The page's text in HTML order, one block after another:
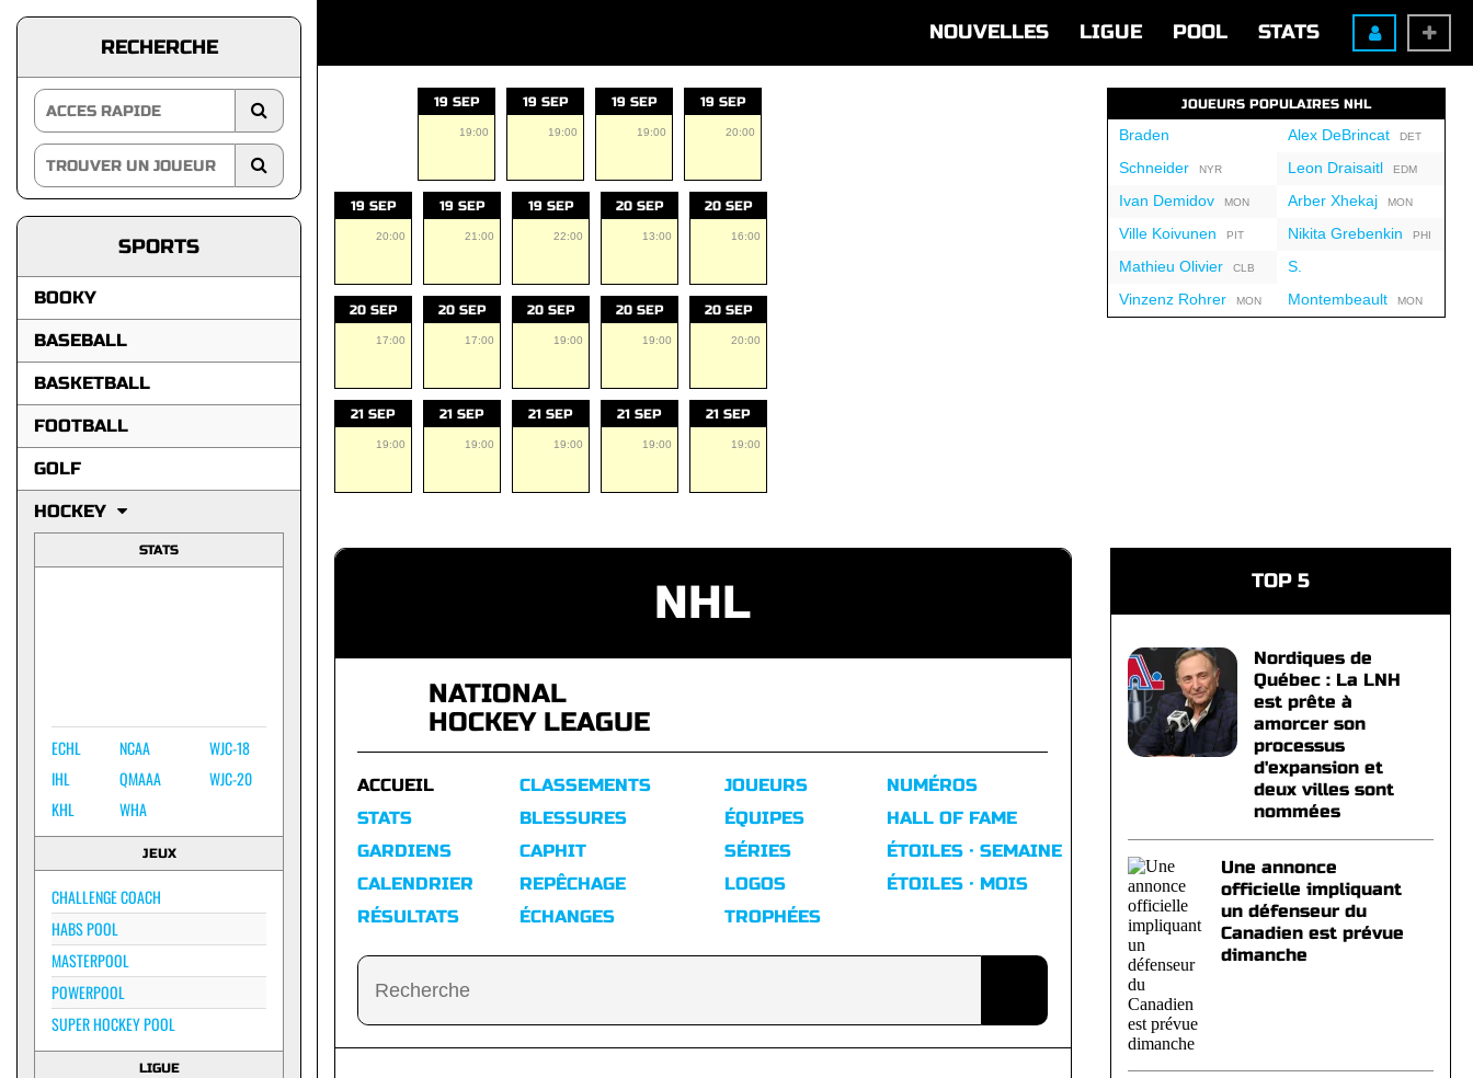
NOUVELLES LIGUE POOL STATS
RECHERCHE
SPORTS
BOOKY
BASEBALL
BASKETBALL
FOOTBALL
GOLF
HOCKEY
STATS
ECHL
IHL
KHL
NCAA
QMAAA
WHA
WJC-18
WJC-20
JEUX
CHALLENGE COACH
HABS POOL
MASTERPOOL
POWERPOOL
SUPER HOCKEY POOL
LIGUE
19 SEP
19:00
19 SEP
19:00
19 SEP
19:00
19 SEP
20:00
19 SEP
20:00
19 SEP
21:00
19 SEP
22:00
20 SEP
13:00
20 SEP
16:00
20 SEP
17:00
20 SEP
17:00
20 SEP
19:00
20 SEP
19:00
20 SEP
20:00
21 SEP
19:00
21 SEP
19:00
21 SEP
19:00
21 SEP
19:00
21 SEP
19:00
JOUEURS POPULAIRES NHL
Braden
SchneiderNYR
Ivan DemidovMON
Ville Koivunen PIT
Mathieu OlivierCLB
Vinzenz RohrerMON
Alex DeBrincatDET
Leon Draisaitl EDM
Arber XhekajMON
Nikita Grebenkin PHI
S.
MontembeaultMON
NHL
NATIONAL
HOCKEY LEAGUE
ACCUEIL
STATS
GARDIENS
CALENDRIER
RÉSULTATS
CLASSEMENTS
BLESSURES
CAPHIT
REPÊCHAGE
ÉCHANGES
JOUEURS
ÉQUIPES
SÉRIES
LOGOS
TROPHÉES
NUMÉROS
HALL OF FAME
ÉTOILES · SEMAINE
ÉTOILES · MOIS
TOP 5
Nordiques de
Québec : La LNH
est prête à
amorcer son
processus
d'expansion et
deux villes sont
nommées
Une annonce
officielle impliquant
un défenseur du
Canadien est prévue
dimanche